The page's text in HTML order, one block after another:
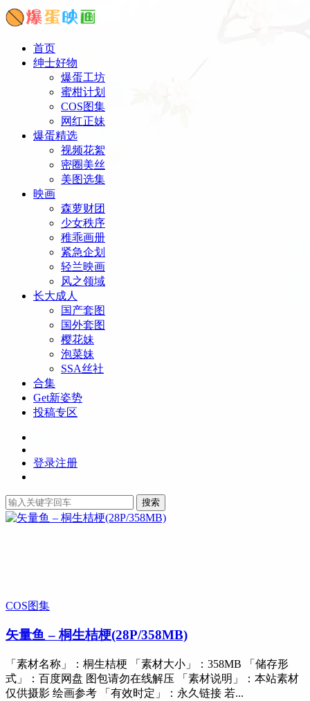
首页
绅士好物
爆蛋工坊
蜜柑计划
COS图集
网红正妹
爆蛋精选
视频花絮
密圈美丝
美图选集
映画
森萝财团
少女秩序
稚乖画册
紧急企划
轻兰映画
风之领域
长大成人
国产套图
国外套图
樱花妹
泡菜妹
SSA丝社
合集
Get新姿势
投稿专区
登录注册
搜索
COS图集
矢量鱼 – 桐生桔梗(28P/358MB)
「素材名称」：桐生桔梗 「素材大小」：358MB 「储存形
式」：百度网盘 图包请勿在线解压 「素材说明」：本站素材
仅供摄影 绘画参考 「有效时定」：永久链接 若...